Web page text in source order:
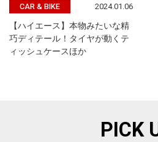
CAR & BIKE 2024.01.06
【ハイエース】本物みたいな精
巧ディテール！タイヤが動くテ
ィッシュケースほか
PICK